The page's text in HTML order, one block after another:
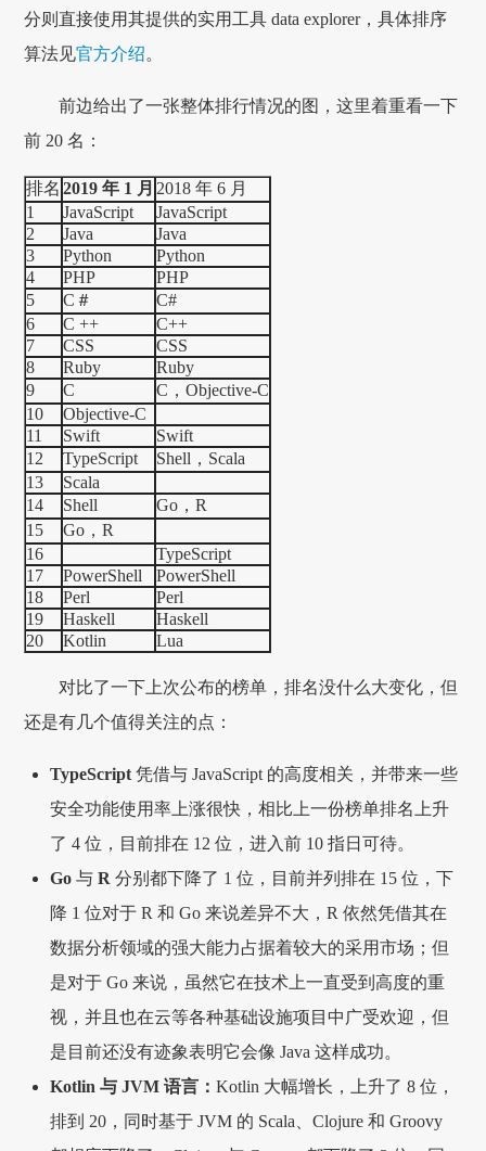
分则直接使用其提供的实用工具 data explorer，具体排序
算法见官方介绍。
前边给出了一张整体排行情况的图，这里着重看一下
前 20 名：
排名 2019 年 1 月 2018 年 6 月
1
JavaScript
JavaScript
2
Java
Java
3
Python
Python
4
PHP
PHP
5
C＃
C#
6
C ++
C++
7
CSS
CSS
8
Ruby
Ruby
9
C
C，Objective-C
10
Objective-C
11
Swift
Swift
12
TypeScript
Shell，Scala
13
Scala
14
Shell
Go，R
15
Go，R
16
TypeScript
17
PowerShell
PowerShell
18
Perl
Perl
19
Haskell
Haskell
20
Kotlin Lua
对比了一下上次公布的榜单，排名没什么大变化，但
还是有几个值得关注的点：
TypeScript 凭借与 JavaScript 的高度相关，并带来一些
安全功能使用率上涨很快，相比上一份榜单排名上升
了 4 位，目前排在 12 位，进入前 10 指日可待。
Go 与R 分别都下降了 1 位，目前并列排在 15 位，下
降 1 位对于 R 和 Go 来说差异不大，R 依然凭借其在
数据分析领域的强大能力占据着较大的采用市场；但
是对于 Go 来说，虽然它在技术上一直受到高度的重
视，并且也在云等各种基础设施项目中广受欢迎，但
是目前还没有迹象表明它会像 Java 这样成功。
Kotlin 与 JVM 语言：Kotlin 大幅增长，上升了 8 位，
排到 20，同时基于 JVM 的 Scala、Clojure 和 Groovy